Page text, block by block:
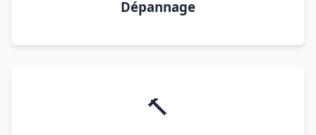
Dépannage
🔨